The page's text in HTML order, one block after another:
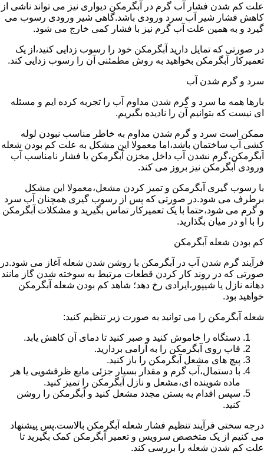
علت کم شدن فشار آب گرم در آبگرمکن دیواری نیز می تواند ناشی از
کاهش فشار شیر آب سرد ورودی باشد.گاهی شیر ورودی رسوب می
گیرد و به همین علت آب گرم نیز با فشار کمی خارج می شود.
در صورتی که تمایل دارید آبگرمکن خود را رسوب زدایی کنید،از یک
تعمیرکار آبگرمکن بخواهید به روش مطمئنی آن را رسوب زدایی کند.
سرد و گرم شدن آب
بارها همه ما سرد و گرم شدن مداوم آب را تجربه کرده ایم و مسئله
ای نیست که بتوانیم آن را نادیده بگیریم.
ممکن است سرد و گرم شدن مداوم به خاطر مناسب نبودن لوله
کشی آب ساختمان باشد،اما معمولا این مشکل به علت کم بودن شعله
آبگرمکن،گرم نشدن آب داخل مخزن آبگرمکن یا فشار نامناسب آب
ورودی آبگرمکن نیز بروز می کند.
با رسوب گیری آبگرمکن و تمیز کردن مشعل،معمولا این مشکل
برطرف می شود.در صورتی که پس از رسوب گیری همچنان آب سرد
و گرم می شود،حتما با یک تعمیرکار تماس بگیرید و مشکلات آبگرمکن
را با او در میان بگذارید.
کم بودن شعله آبگرمکن
فرآیند گرم شدن آب در آبگرمکن با روشن شدن شعله آغاز می شود.در
صورتی که در روند کار کردن قطعات مرتبط به سوخته شدن گاز مانند
دهانه نازل یا شیپور،ایرادی رخ دهد؛ شاهد کم بودن شعله آبگرمکن
خواهید بود.
شعله آبگرمکن را می توانید به صورت زیر تنظیم کنید:
دستگاه را خاموش کنید و صبر کنید تا دمای آن کاهش یابد.
قاب روی آبگرمکن را به آرامی بردارید.
پیچ های مشعل آبگرمکن را باز کنید.
با دستمال،آب گرم و مقدار بسیار جزئی مایع ظرفشویی یا هر
ماده شوینده ای،مشعل و نازل آبگرمکن را تمیز کنید.
سپس اقدام به بستن مجدد مشعل کنید و آبگرمکن را روشن
کنید.
درجه سختی فرآیند تنظیم فشار شعله آبگرمکن بالاست.پس پیشنهاد
می کنیم از یک متخصص سرویس و تعمیر آبگرمکن کمک بگیرید تا
علت کم شدن شعله را بررسی کند.